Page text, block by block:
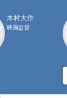
木村大作
映画監督